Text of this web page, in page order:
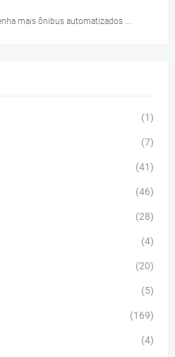
mais ônibus automatizados ...
(1)
(7)
(41)
(46)
(28)
(4)
(20)
(5)
(169)
(4)